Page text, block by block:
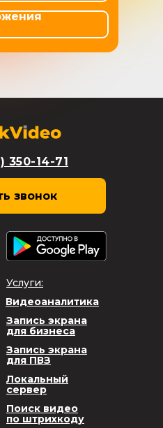
350-14-71
Запись экрана
для ПВЗ
Запись экрана
для бизнеса
Локальный
сервер
Поиск видео
по штрихкоду
Видеоаналитика
Услуги:
звонок